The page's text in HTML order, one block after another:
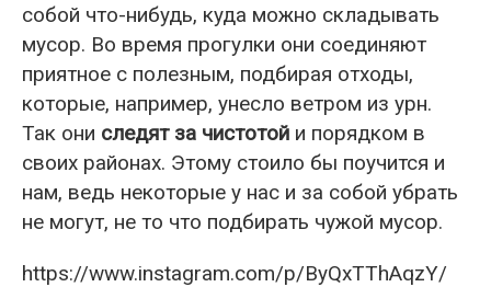
собой что-нибудь, куда можно складывать
мусор. Во время прогулки они соединяют
приятное с полезным, подбирая отходы,
которые, например, унесло ветром из урн.
Так они следят за чистотой и порядком в
своих районах. Этому стоило бы поучится и
нам, ведь некоторые у нас и за собой убрать
не могут, не то что подбирать чужой мусор.
https://www.instagram.com/p/ByQxTThAqzY/